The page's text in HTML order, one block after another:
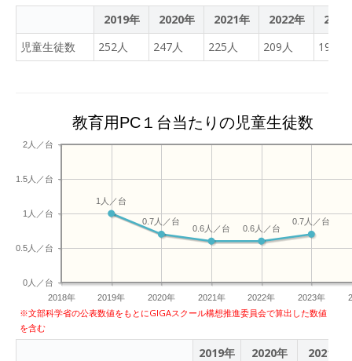
を動かすことです。それぞ
れの画面の中にいるペッパ
ー君を動かしたり、実際に
ングでペッパー君が思い通
ラミングの学習に取り組み
めていってほしいと思って
います。
2019年 2020年 2021年 2022年
2023
児童生徒数
252人 247人 225人 209人 198人
教育用PC１台当たりの児童生徒数
2018年 2019年 2020年 2021年 2022年 2023年
0人／台
0.5人／台
1人／台
1.5人／台
2人／台
0.7人／台
0.6人／台
0.6人／台
0.7人／台
1人／台
※文部科学省の公表数値をもとにGIGAスクール構想推進委員会で算出した数値
を含む
2019年 2020年
2021年